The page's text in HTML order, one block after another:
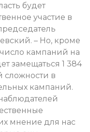
будет
участие в
– Но, кроме
кампаний на
замещаться 1 384
сложности в
кампаний.
мнение для нас